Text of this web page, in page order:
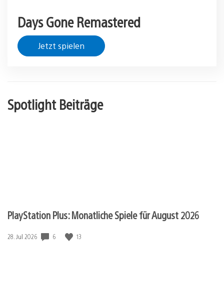
Days Gone Remastered
Jetzt spielen
Spotlight Beiträge
PlayStation Plus: Monatliche Spiele für August 2026
Veröffentlichungsdatum:
28. Jul 2026 6 13